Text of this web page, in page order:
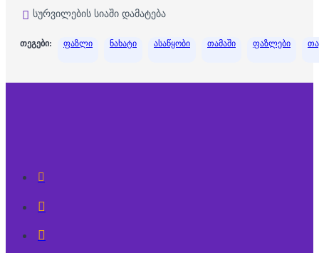
სურვილების სიაში დამატება
თეგები: ფაზლი ნახატი ასაწყობი თამაში ფაზლები